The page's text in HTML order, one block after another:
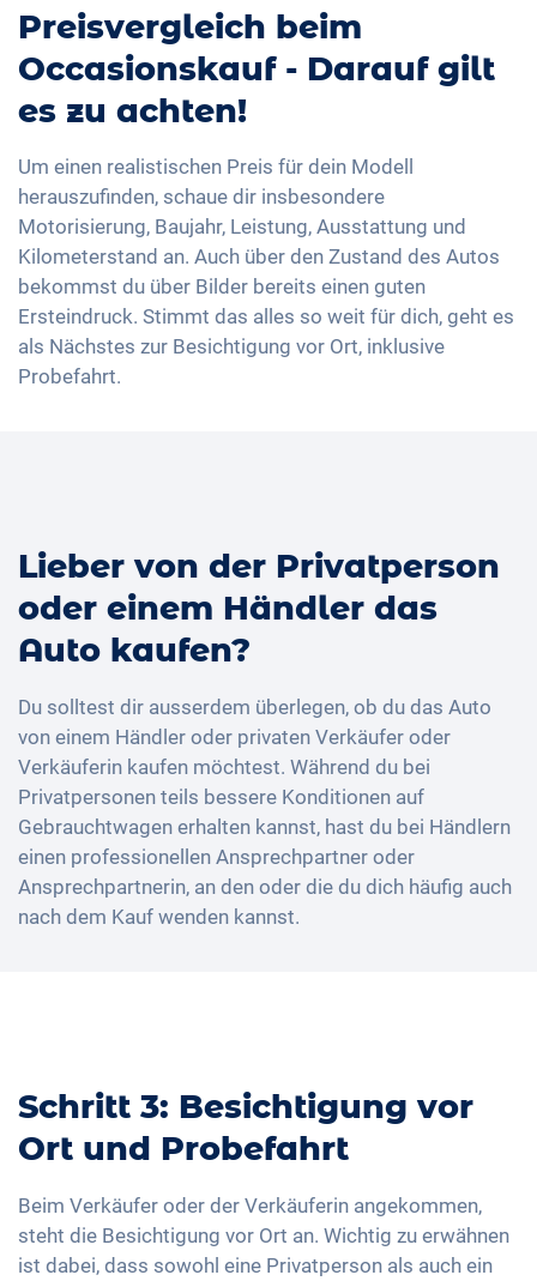
Preisvergleich beim
Occasionskauf - Darauf gilt
es zu achten!
Um einen realistischen Preis für dein Modell
herauszufinden, schaue dir insbesondere
Motorisierung, Baujahr, Leistung, Ausstattung und
Kilometer­stand an. Auch über den Zustand des Autos
bekommst du über Bilder bereits einen guten
Ersteindruck. Stimmt das alles so weit für dich, geht es
als Nächstes zur Besichtigung vor Ort, inklusive
Probefahrt.
Lieber von der Privatperson
oder einem Händler das
Auto kaufen?
Du solltest dir ausserdem überlegen, ob du das Auto
von einem Händler oder privaten Verkäufer oder
Verkäuferin kaufen möchtest. Während du bei
Privatpersonen teils bessere Konditionen auf
Gebrauchtwagen erhalten kannst, hast du bei Händlern
einen professionellen Ansprechpartner oder
Ansprechpartnerin, an den oder die du dich häufig auch
nach dem Kauf wenden kannst.
Schritt 3: Besichtigung vor
Ort und Probefahrt
Beim Verkäufer oder der Verkäuferin angekommen,
steht die Besichtigung vor Ort an. Wichtig zu erwähnen
ist dabei, dass sowohl eine Privatperson als auch ein